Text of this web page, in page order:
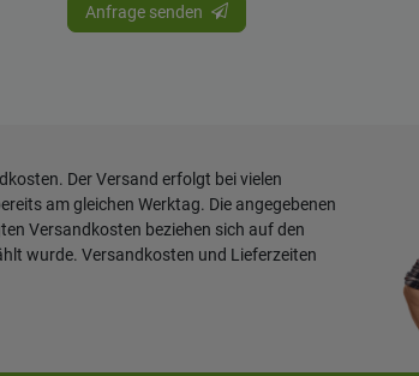
Anfrage senden
. Der Versand erfolgt bei vielen
am gleichen Werktag. Die angegebenen
Versandkosten beziehen sich auf den
wurde. Versandkosten und Lieferzeiten